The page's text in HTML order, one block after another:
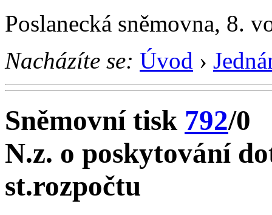
Poslanecká sněmovna, 8.
Nacházíte se: Úvod ›
Sněmovní tisk 792/0
N.z. o poskytování
st.rozpočtu